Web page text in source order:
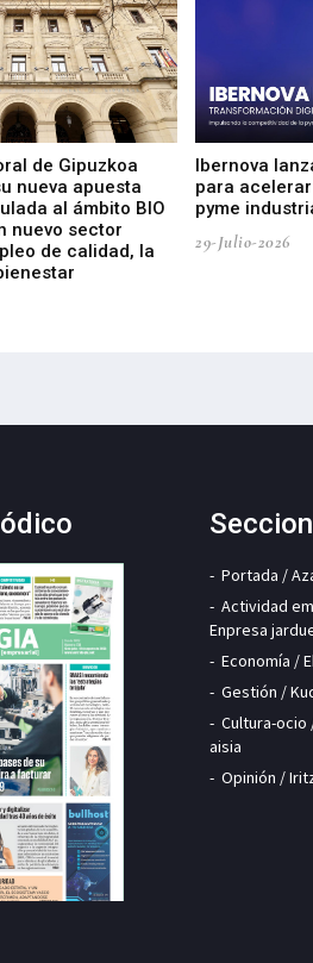
de Gipuzkoa
nueva apuesta
al ámbito BIO
nuevo sector
de calidad, la
Ibernova
para
pyme
29-Julio-2026
Portada /
Actividad
Enpresa
Economía /
Gestión /
Cultura-ocio
aisia
Opinión /